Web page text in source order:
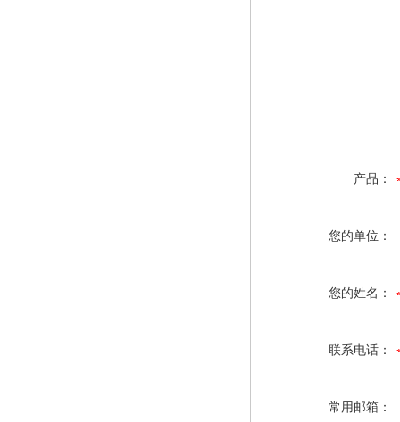
产品：
您的单位：
您的姓名：
联系电话：
常用邮箱：